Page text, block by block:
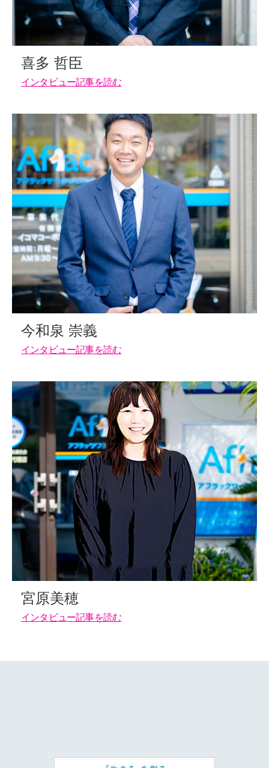
喜多 哲臣
インタビュー記事を読む
今和泉 崇義
インタビュー記事を読む
宮原美穂
インタビュー記事を読む